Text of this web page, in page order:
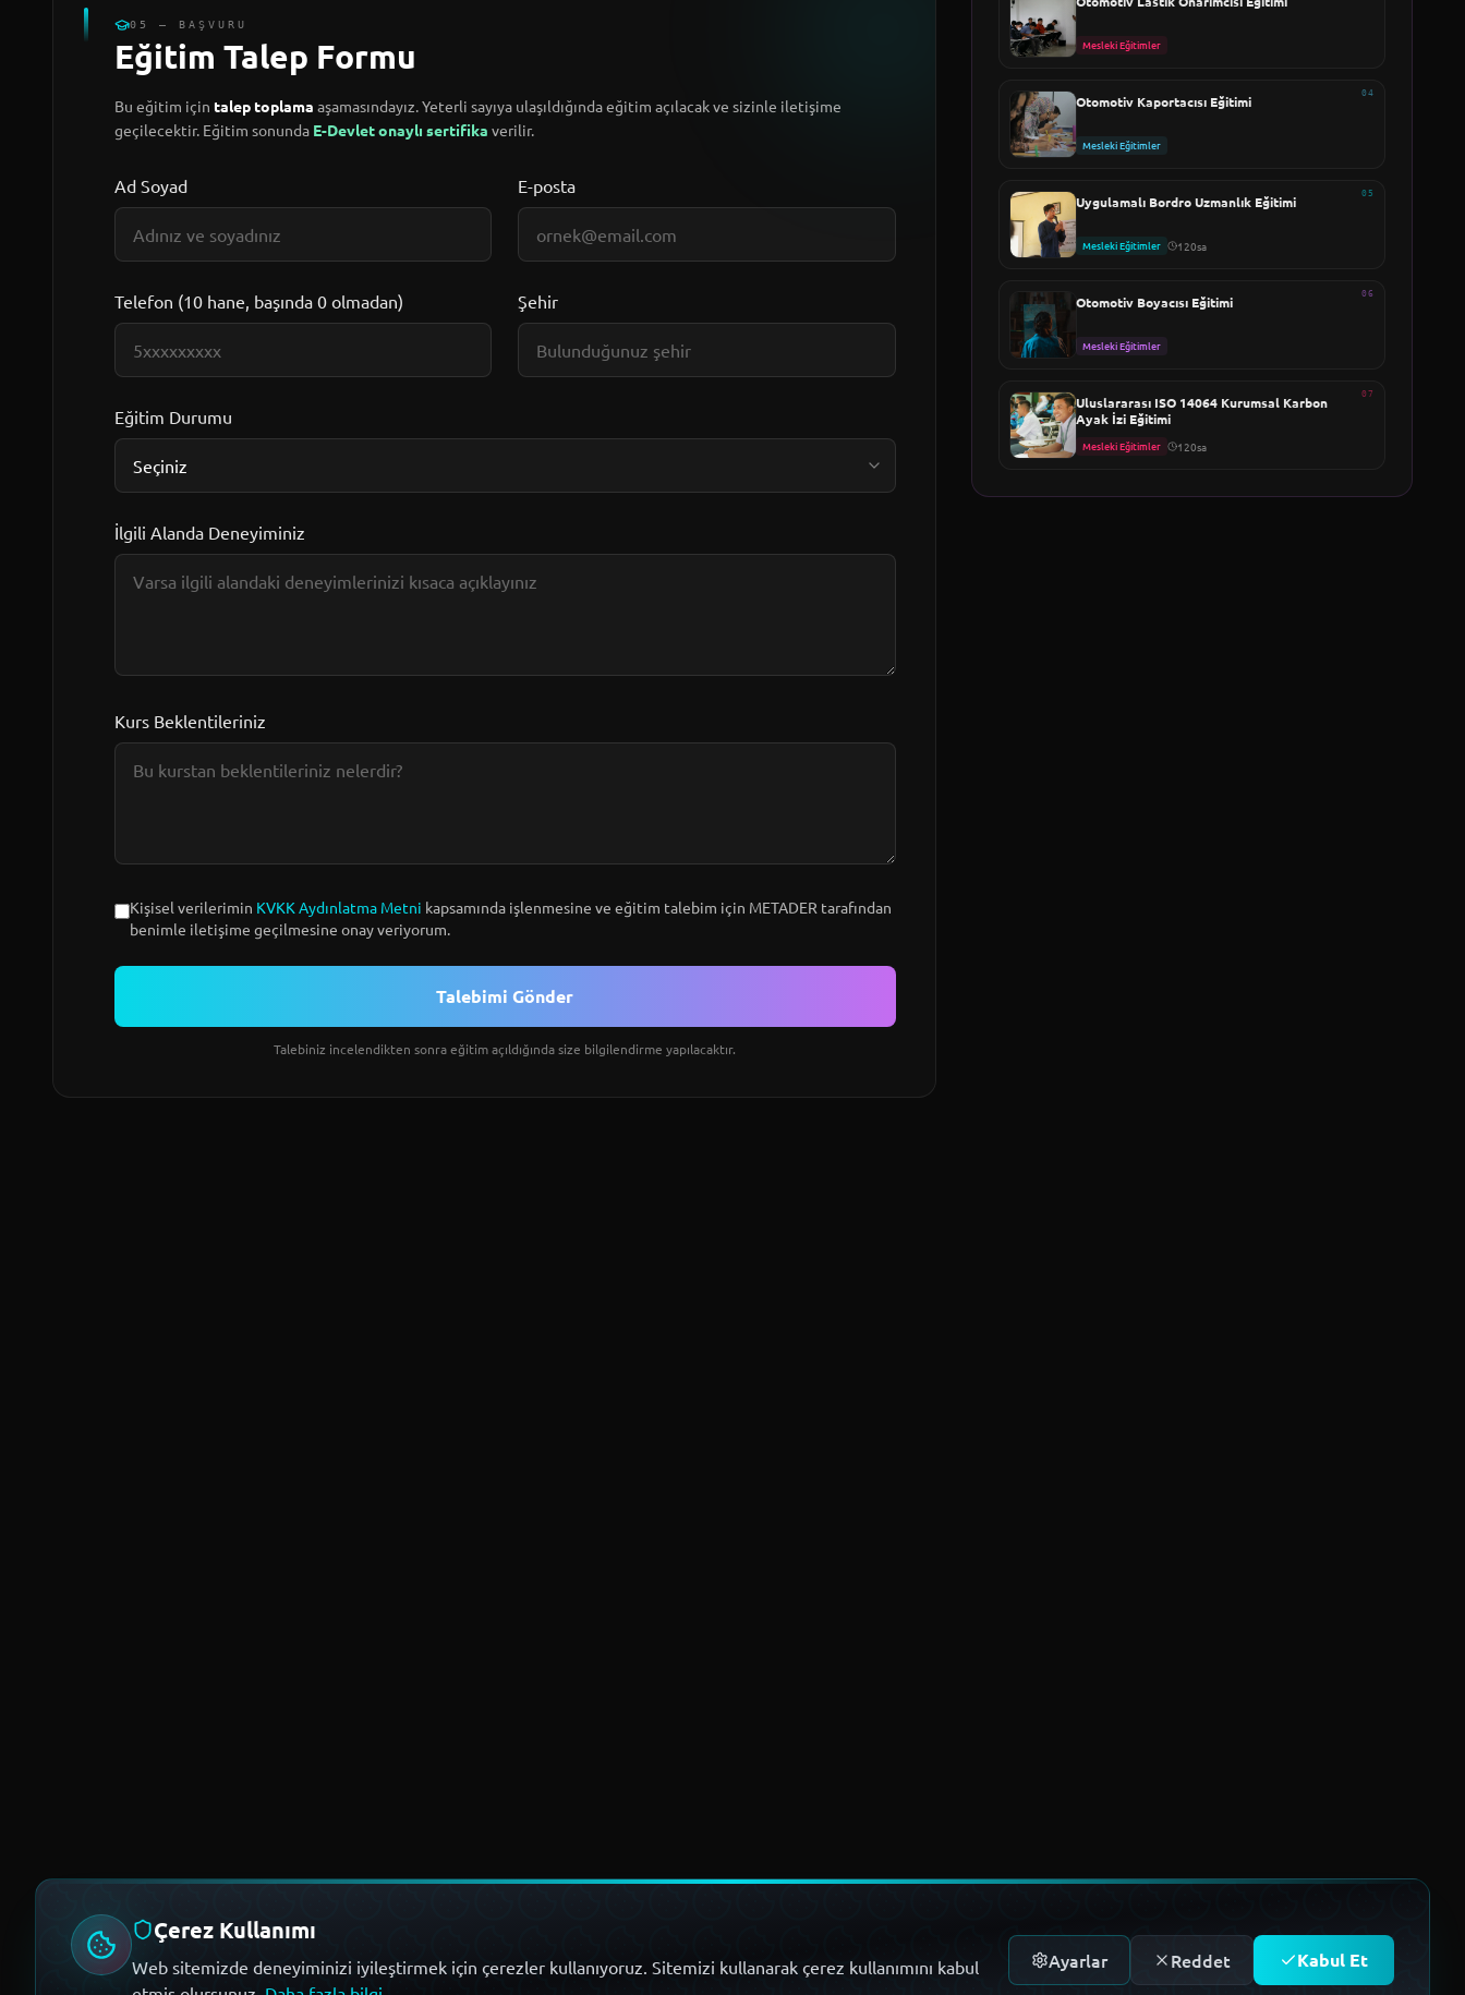
05 — BAŞVURU
Eğitim Talep Formu
Bu eğitim için talep toplama aşamasındayız. Yeterli sayıya ulaşıldığında eğitim açılacak ve sizinle iletişime
geçilecektir. Eğitim sonunda E-Devlet onaylı sertifika verilir.
Ad Soyad E-posta
Telefon (10 hane, başında 0 olmadan) Şehir
Eğitim Durumu
İlgili Alanda Deneyiminiz
Kurs Beklentileriniz
Kişisel verilerimin KVKK Aydınlatma Metni kapsamında işlenmesine ve eğitim talebim için METADER tarafından
benimle iletişime geçilmesine onay veriyorum.
Talebimi Gönder
Talebiniz incelendikten sonra eğitim açıldığında size bilgilendirme yapılacaktır.
Mesleki Eğitimler
04
Otomotiv Kaportacısı Eğitimi
Mesleki Eğitimler
05
Uygulamalı Bordro Uzmanlık Eğitimi
Mesleki Eğitimler 120sa
06
Otomotiv Boyacısı Eğitimi
Mesleki Eğitimler
07
Uluslararası ISO 14064 Kurumsal Karbon
Ayak İzi Eğitimi
Mesleki Eğitimler 120sa
Çerez Kullanımı
Web sitemizde deneyiminizi iyileştirmek için çerezler kullanıyoruz. Sitemizi kullanarak çerez kullanımını kabul
Ayarlar Reddet Kabul Et